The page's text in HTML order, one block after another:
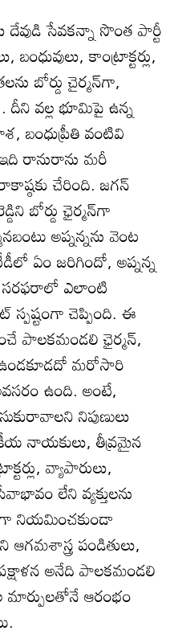
దేవుడి సేవకన్నా సొంత పార్టీ
కాంట్రాక్టర్లు,
బోర్డు చైర్మన్‌గా,
దీని వల్ల భూమిపై ఉన్న
బంధుప్రీతి వంటివి
రానురాను మరీ
చేరింది. జగన్‌
బోర్డు ఛైర్మన్‌గా
అప్నన్నను వెంట
ఏం జరిగిందో, అప్నన్న
సరఫరాలో ఎలాంటి
చెప్పింది. ఈ
పాలకమండలి ఛైర్మన్‌,
ఉండకూడదో మరోసారి
ఉంది. అంటే,
నిపుణులు
నాయకులు, తీవ్రమైన
వ్యాపారులు,
లేని వ్యక్తులను
నియమించకుండా
పండితులు,
అనేది పాలకమండలి
ఆరంభం